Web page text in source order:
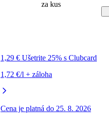
1,29 € Ušetrite 25% s Clubcard
1,72 €/l + záloha
Cena je platná do 25. 8. 2026
za kus